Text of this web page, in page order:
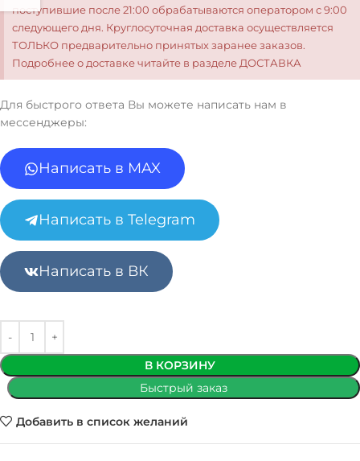
поступившие после 21:00 обрабатываются оператором с 9:00
следующего дня. Круглосуточная доставка осуществляется
ТОЛЬКО предварительно принятых заранее заказов.
Подробнее о доставке читайте в разделе ДОСТАВКА
Для быстрого ответа Вы можете написать нам в
мессенджеры:
Написать в MAX
Написать в Telegram
Написать в ВК
В КОРЗИНУ
Быстрый заказ
Добавить в список желаний